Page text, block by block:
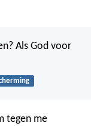
Als God voor
tegen me